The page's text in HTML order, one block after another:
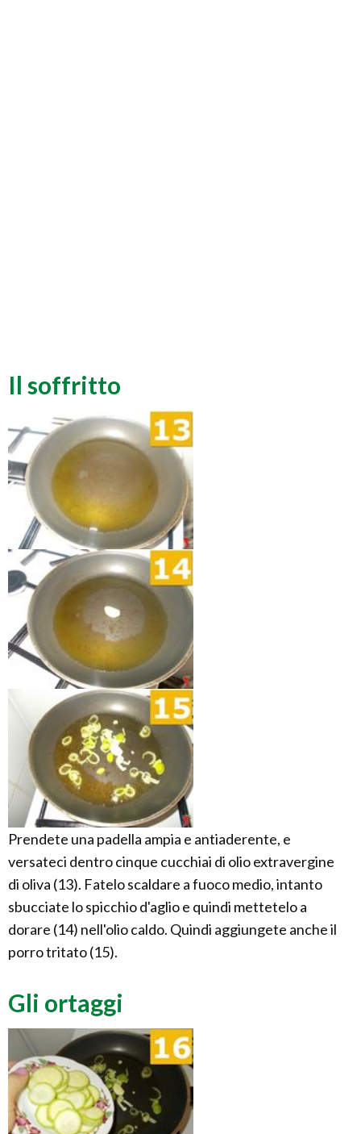
Il soffritto
Prendete una padella ampia e antiaderente, e
versateci dentro cinque cucchiai di olio extravergine
di oliva (13). Fatelo scaldare a fuoco medio, intanto
sbucciate lo spicchio d'aglio e quindi mettetelo a
dorare (14) nell'olio caldo. Quindi aggiungete anche il
porro tritato (15).
Gli ortaggi